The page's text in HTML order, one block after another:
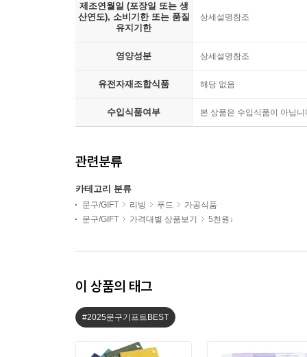
제조연월일 (포장일 또는 생
산연도), 소비기한 또는 품질
유지기한
상세설명참조
영양성분 상세설명참조
유전자재조합식품 해당 없음
수입식품여부 본 상품은 수입식품이 아닙니
관련분류
카테고리 분류
문구/GIFT 리빙 푸드
가공식품
문구/GIFT
가격대별 상품보기 5천원↓
이 상품의 태그
#2025문구기프트BEST